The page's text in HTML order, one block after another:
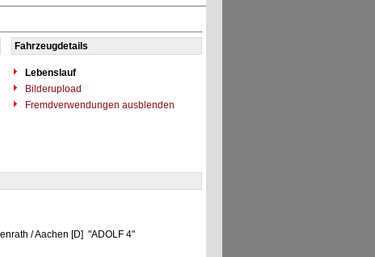
Fahrzeugdetails
Lebenslauf
Bilderupload
Fremdverwendungen ausblenden
/ Aachen [D] "ADOLF 4"